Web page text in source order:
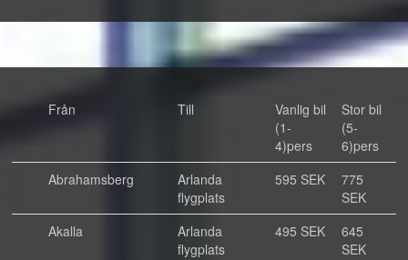
Från Till
Vanlig bil
(1-
4)pers
Stor bil
(5-
6)pers
Abrahamsberg
Arlanda
flygplats
595 SEK
775
SEK
Akalla
Arlanda
flygplats
495 SEK
645
SEK